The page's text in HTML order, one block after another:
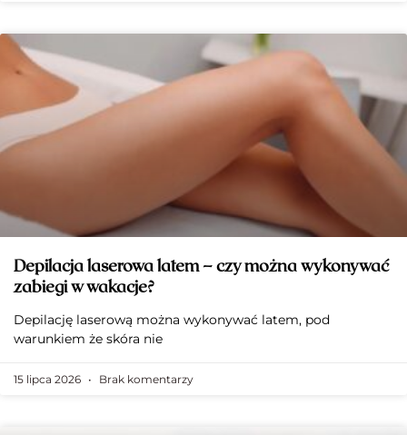
Depilacja laserowa latem – czy można wykonywać
zabiegi w wakacje?
Depilację laserową można wykonywać latem, pod
warunkiem że skóra nie
15 lipca 2026 Brak komentarzy